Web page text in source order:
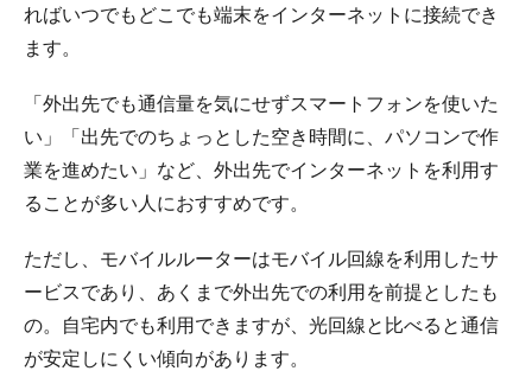
ればいつでもどこでも端末をインターネットに接続でき
ます。
「外出先でも通信量を気にせずスマートフォンを使いた
い」「出先でのちょっとした空き時間に、パソコンで作
業を進めたい」など、外出先でインターネットを利用す
ることが多い人におすすめです。
ただし、モバイルルーターはモバイル回線を利用したサ
ービスであり、あくまで外出先での利用を前提としたも
の。自宅内でも利用できますが、光回線と比べると通信
が安定しにくい傾向があります。